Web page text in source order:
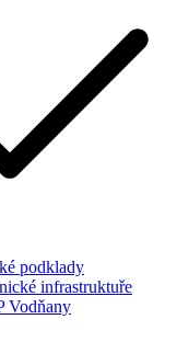
podklady
infrastruktuře
Vodňany